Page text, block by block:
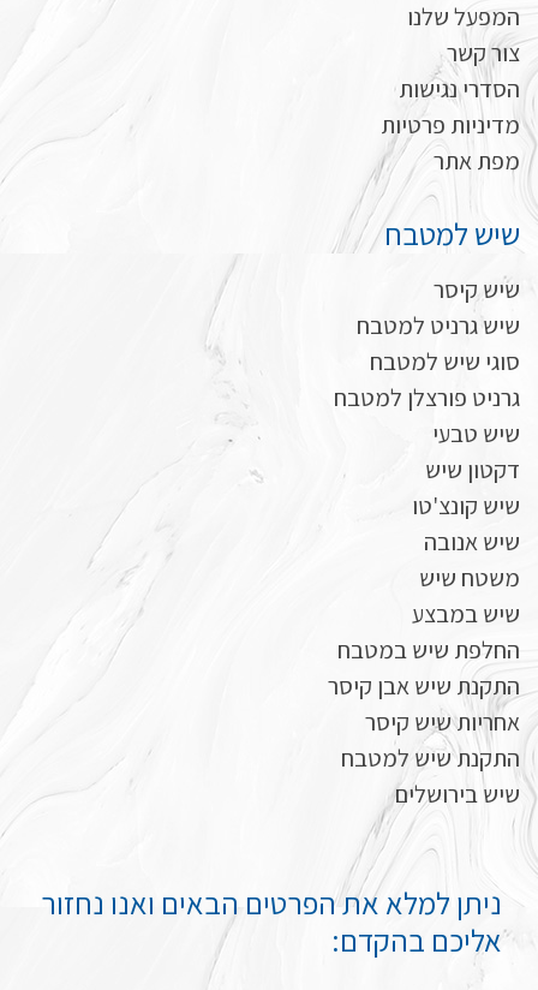
המפעל שלנו
צור קשר
הסדרי נגישות
מדיניות פרטיות
מפת אתר
שיש למטבח
שיש קיסר
שיש גרניט למטבח
סוגי שיש למטבח
גרניט פורצלן למטבח
שיש טבעי
דקטון שיש
שיש קונצ'טו
שיש אנובה
משטח שיש
שיש במבצע
החלפת שיש במטבח
התקנת שיש אבן קיסר
אחריות שיש קיסר
התקנת שיש למטבח
שיש בירושלים
ניתן למלא את הפרטים הבאים ואנו נחזור
אליכם בהקדם: